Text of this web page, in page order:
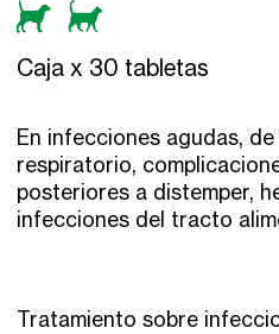
Caja x 30 tabletas
En infecciones agudas,
respiratorio,
posteriores a distemper,
infecciones del tracto
Tratamiento sobre